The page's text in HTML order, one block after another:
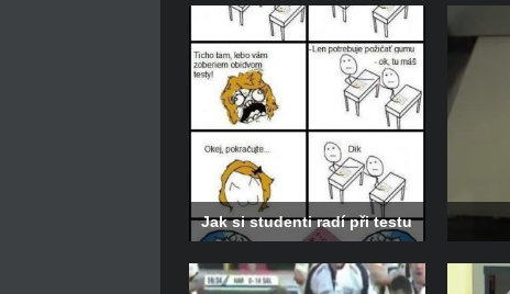
Jak si studenti radí při testu